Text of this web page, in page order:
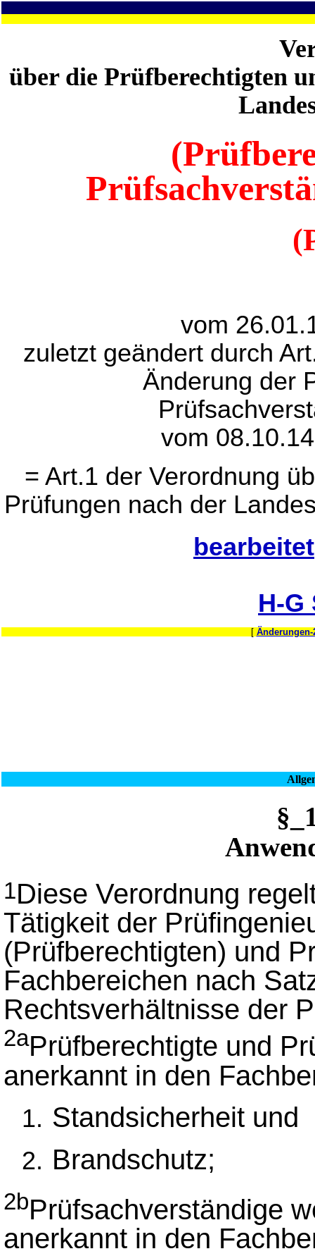
über die Prüfberechtigten
vom
zuletzt geändert durch
Änderung der
vom
= Art.1 der Verordnung
Prüfungen nach der
bearbeitet
H-G
[ Änderungen-
1Diese Verordnung
Tätigkeit der
(Prüfberechtigten) und
Fachbereichen nach
Rechtsverhältnisse der
2aPrüfberechtigte und
anerkannt in den
Standsicherheit und
Brandschutz;
2bPrüfsachverständige
anerkannt in den